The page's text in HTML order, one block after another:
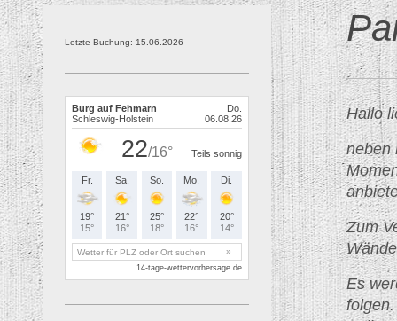
Hallo
neben
Zum
Es
folgen.
Letzte Buchung: 15.06.2026